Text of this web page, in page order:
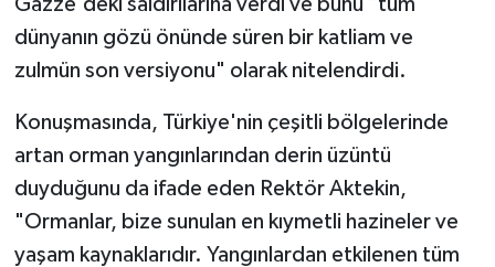
dünyanın gözü önünde süren bir katliam ve
zulmün son versiyonu" olarak nitelendirdi.
Konuşmasında, Türkiye'nin çeşitli bölgelerinde
artan orman yangınlarından derin üzüntü
duyduğunu da ifade eden Rektör Aktekin,
"Ormanlar, bize sunulan en kıymetli hazineler ve
yaşam kaynaklarıdır. Yangınlardan etkilenen tüm